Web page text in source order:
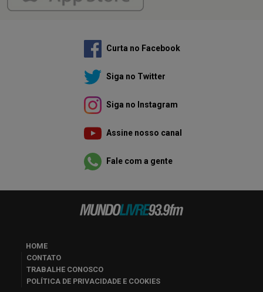
Curta no Facebook
Siga no Twitter
Siga no Instagram
Assine nosso canal
Fale com a gente
HOME
CONTATO
TRABALHE CONOSCO
POLÍTICA DE PRIVACIDADE E COOKIES